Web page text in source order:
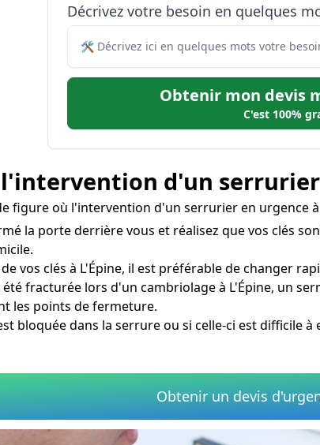
Décrivez votre besoin en quelques
Obtenir mon devis
C'est 100%
d'un
figure où l'intervention d'un serrurier en urgence
la porte derrière vous et réalisez que vos clés
de vos clés à L'Épine, il est préférable de changer
fracturée lors d'un cambriolage à L'Épine, un
les points de fermeture.
bloquée dans la serrure ou si celle-ci est difficile
Obtenir un devis